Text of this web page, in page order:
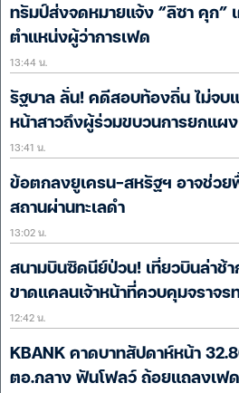
ทรัมป์ส่งจดหมายแจ้ง “ลิซา คุก”
ตำแหน่งผู้ว่าการเฟด
13:44 น.
รัฐบาล ลั่น! คดีสอบท้องถิ่น ไม่จบ
หน้าสาวถึงผู้ร่วมขบวนการยกแผง
13:41 น.
ข้อตกลงยูเครน-สหรัฐฯ อาจช่วย
สถานผ่านทะเลดำ
13:02 น.
สนามบินซิดนีย์ป่วน! เที่ยวบินล่าช้า
ขาดแคลนเจ้าหน้าที่ควบคุมจราจร
12:42 น.
KBANK คาดบาทสัปดาห์หน้า
ตอ.กลาง ฟันโฟลว์ ถ้อยแถลงเฟด